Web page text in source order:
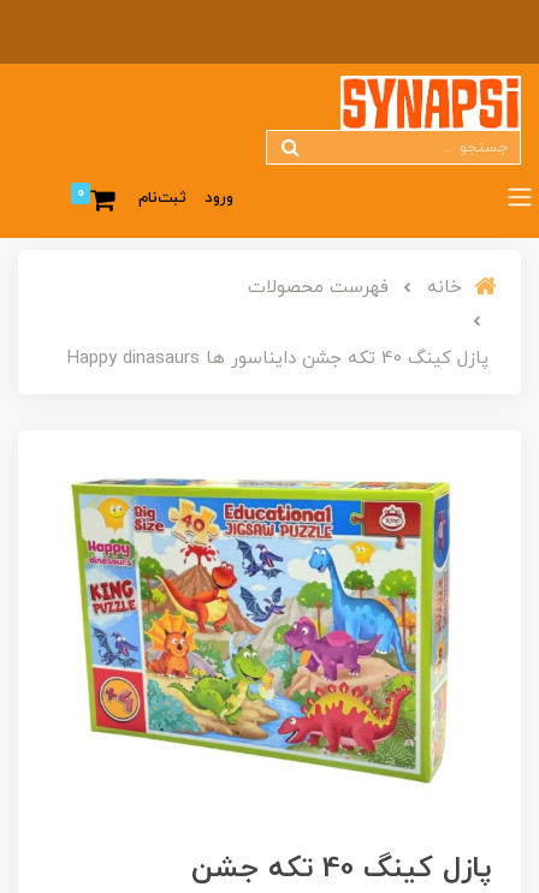
ورود ثبت‌نام 0
خانه فهرست محصولات
پازل کینگ 40 تکه جشن دایناسور ها Happy dinasaurs
پازل کینگ 40 تکه جشن